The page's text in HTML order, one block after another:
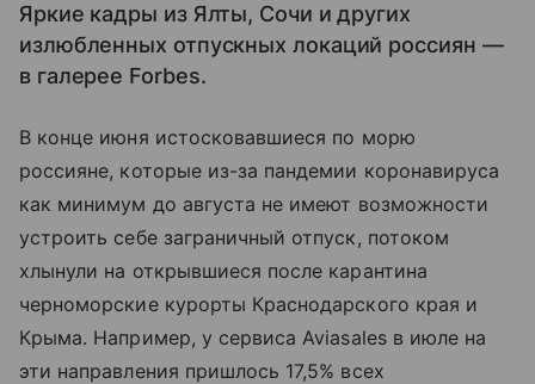
Яркие кадры из Ялты, Сочи и других
излюбленных отпускных локаций россиян —
в галерее Forbes.
В конце июня истосковавшиеся по морю
россияне, которые из-за пандемии коронавируса
как минимум до августа не имеют возможности
устроить себе заграничный отпуск, потоком
хлынули на открывшиеся после карантина
черноморские курорты Краснодарского края и
Крыма. Например, у сервиса Aviasales в июле на
эти направления пришлось 17,5% всех